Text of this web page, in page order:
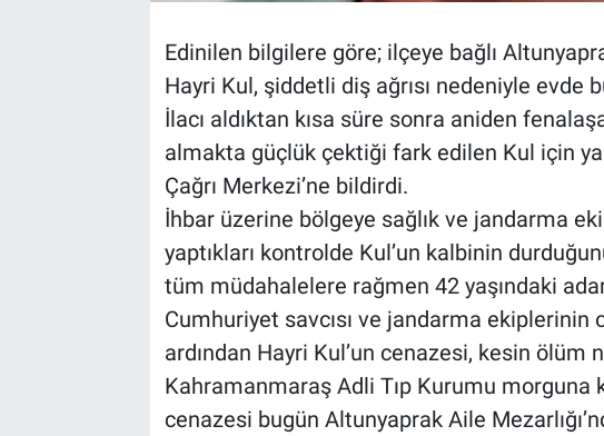
Edinilen bilgilere göre; ilçeye bağlı
Hayri Kul, şiddetli diş ağrısı nedeniyle evde
İlacı aldıktan kısa süre sonra aniden
almakta güçlük çektiği fark edilen Kul için
Çağrı Merkezi’ne bildirdi.
İhbar üzerine bölgeye sağlık ve jandarma
yaptıkları kontrolde Kul’un kalbinin
tüm müdahalelere rağmen 42 yaşındaki
Cumhuriyet savcısı ve jandarma
ardından Hayri Kul’un cenazesi, kesin ölüm
Kahramanmaraş Adli Tıp Kurumu morguna
cenazesi bugün Altunyaprak Aile
HABERDE İNSAN
BİLİM VE TEKNOLOJİ